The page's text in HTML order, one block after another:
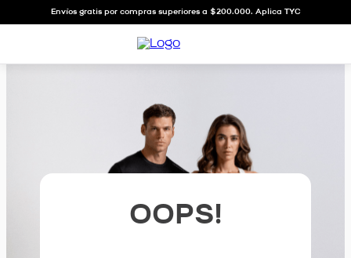
Envíos gratis por compras superiores a $200.000. Aplica TYC
OOPS!